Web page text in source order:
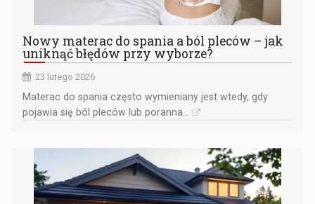
Nowy materac do spania a ból pleców – jak
uniknąć błędów przy wyborze?
23 lutego 2026
​Materac do spania często wymieniany jest wtedy, gdy
pojawia się ból pleców lub poranna...